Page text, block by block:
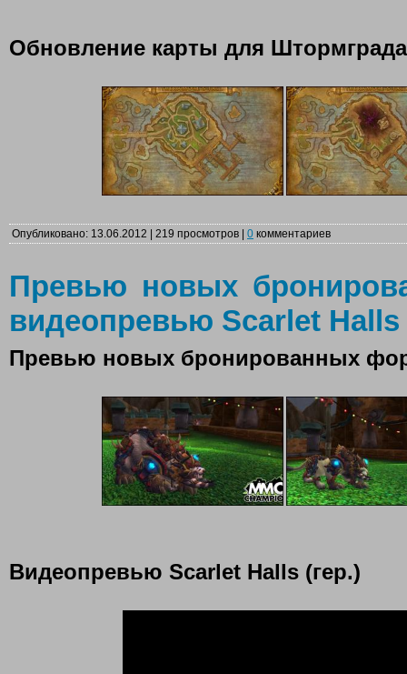
Обновление карты для
Опубликовано: 13.06.2012 | 219 просмотров | 0 комментариев
Превью новых
видеопревью Scarlet Halls
Превью новых бронированных
Видеопревью Scarlet Halls (гер.)